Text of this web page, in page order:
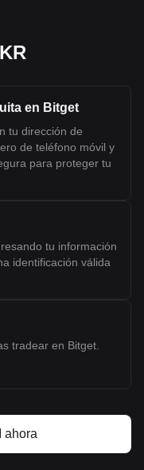
en Bitget
tu dirección de
de teléfono móvil y
para proteger tu
tu información
identificación válida
tradear en Bitget.
ahora